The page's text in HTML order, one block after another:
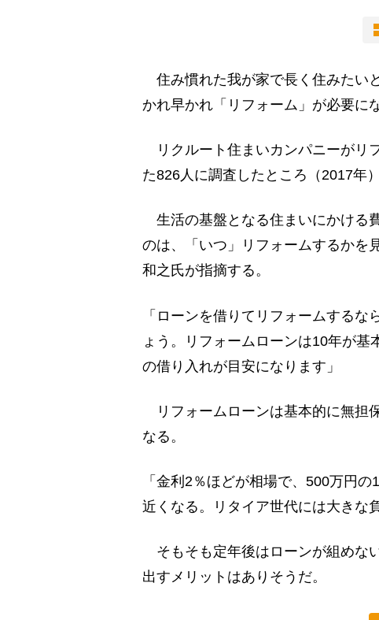
住み慣れた我が家で長く住みたい
かれ早かれ「リフォーム」が必要にな
リクルート住まいカンパニーがリ
た826人に調査したところ（2017年
生活の基盤となる住まいにかける
のは、「いつ」リフォームするかを
和之氏が指摘する。
「ローンを借りてリフォームする
ょう。リフォームローンは10年が
の借り入れが目安になります」
リフォームローンは基本的に無担
なる。
「金利2％ほどが相場で、500万円
近くなる。リタイア世代には大きな
そもそも定年後はローンが組めな
出すメリットはありそうだ。